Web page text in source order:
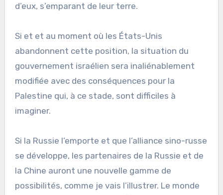
d’eux, s’emparant de leur terre.
Si et et au moment où les États-Unis
abandonnent cette position, la situation du
gouvernement israélien sera inaliénablement
modifiée avec des conséquences pour la
Palestine qui, à ce stade, sont difficiles à
imaginer.
Si la Russie l’emporte et que l’alliance sino-russe
se développe, les partenaires de la Russie et de
la Chine auront une nouvelle gamme de
possibilités, comme je vais l’illustrer. Le monde